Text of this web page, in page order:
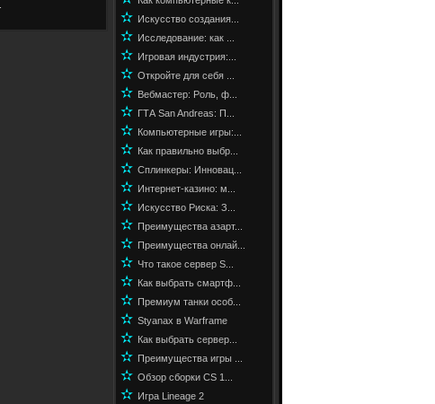
✫ Искусство создания...
✫ Исследование: как ...
✫ Игровая индустрия:...
✫ Откройте для себя ...
✫ Вебмастер: Роль, ф...
✫ ГТА San Andreas: П...
✫ Компьютерные игры:...
✫ Как правильно выбр...
✫ Сплинкеры: Инновац...
✫ Интернет-казино: м...
✫ Искусство Риска: З...
✫ Преимущества азарт...
✫ Преимущества онлай...
✫ Что такое сервер S...
✫ Как выбрать смартф...
✫ Премиум танки особ...
✫ Styanax в Warframe
✫ Как выбрать сервер...
✫ Преимущества игры ...
✫ Обзор сборки CS 1...
✫ Игра Lineage 2